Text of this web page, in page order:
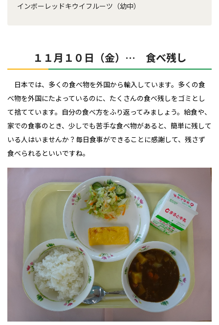
インボーレッドキウイフルーツ（幼中）
１１月１０日（金）… 食べ残し
日本では、多くの食べ物を外国から輸入しています。多くの食
べ物を外国にたよっているのに、たくさんの食べ残しをゴミとし
て捨てています。自分の食べ方をふり返ってみましょう。給食や、
家での食事のとき、少しでも苦手な食べ物があると、簡単に残して
いる人はいませんか？毎日食事ができることに感謝して、残さず
食べられるといいですね。